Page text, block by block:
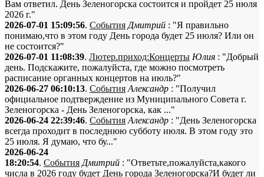
Вам ответил. День Зеленогорска состоится и пройдет 25 июля
2026 г."
2026-07-01 15:09:56. События Дмитрий : "Я правильно
понимаю,что в этом году День города будет 25 июля? Или он
не состоится?"
2026-07-01 11:08:39. Лютер.приход:Концерты Юлия : "Добрый
день. Подскажите, пожалуйста, где можно посмотреть
расписание органных концертов на июль?"
2026-06-27 06:10:13. События Александр : "Получил
официальное подтверждение из Муниципального Совета г.
Зеленогорска - День Зеленогорска, как ..."
2026-06-24 22:39:46. События Александр : "День Зеленогорска
всегда проходит в последнюю субботу июля. В этом году это
25 июля. Я думаю, что бу..."
2026-06-24
18:20:54. События Дмитрий : "Ответьте,пожалуйста,какого
числа в 2026 году будет День города Зеленогорска?И будет ли